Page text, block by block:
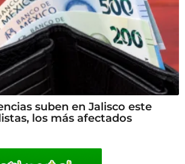
suben en Jalisco este
los más afectados